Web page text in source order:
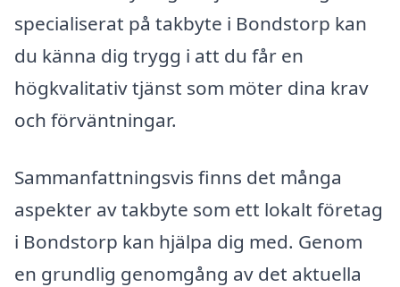
specialiserat på takbyte i Bondstorp kan
du känna dig trygg i att du får en
högkvalitativ tjänst som möter dina krav
och förväntningar.
Sammanfattningsvis finns det många
aspekter av takbyte som ett lokalt företag
i Bondstorp kan hjälpa dig med. Genom
en grundlig genomgång av det aktuella